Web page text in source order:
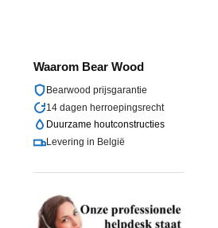
Waarom Bear Wood
Bearwood prijsgarantie
14 dagen herroepingsrecht
Duurzame houtconstructies
Levering in België